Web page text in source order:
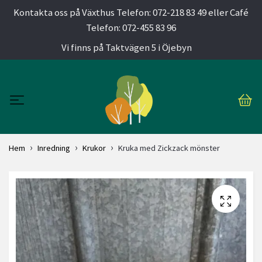
Kontakta oss på Växthus Telefon: 072-218 83 49 eller Café
Telefon: 072-455 83 96
Vi finns på Taktvägen 5 i Öjebyn
Hem Inredning Krukor Kruka med Zickzack mönster